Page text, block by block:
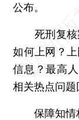
公布。
死刑复核
如何上网？
信息？最高
相关热点问题
保障知情